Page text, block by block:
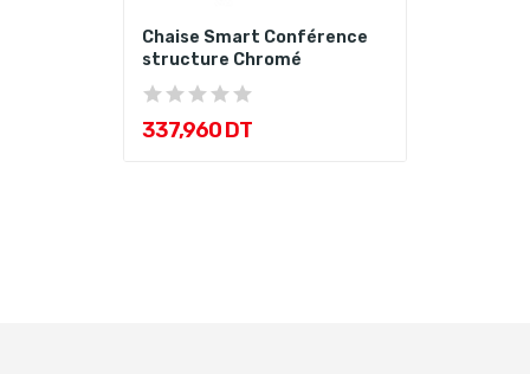
Chaise Smart Conférence
structure Chromé
337,960 DT